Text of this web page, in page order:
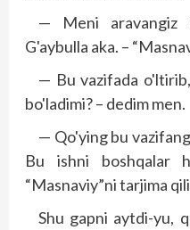
— Meni aravangiz
G'aybulla aka. –
— Bu vazifada
bo'ladimi? – dedim men.
— Qo'ying bu
Bu ishni boshqalar
“Masnaviy”ni tarjima
Shu gapni aytdi-yu,